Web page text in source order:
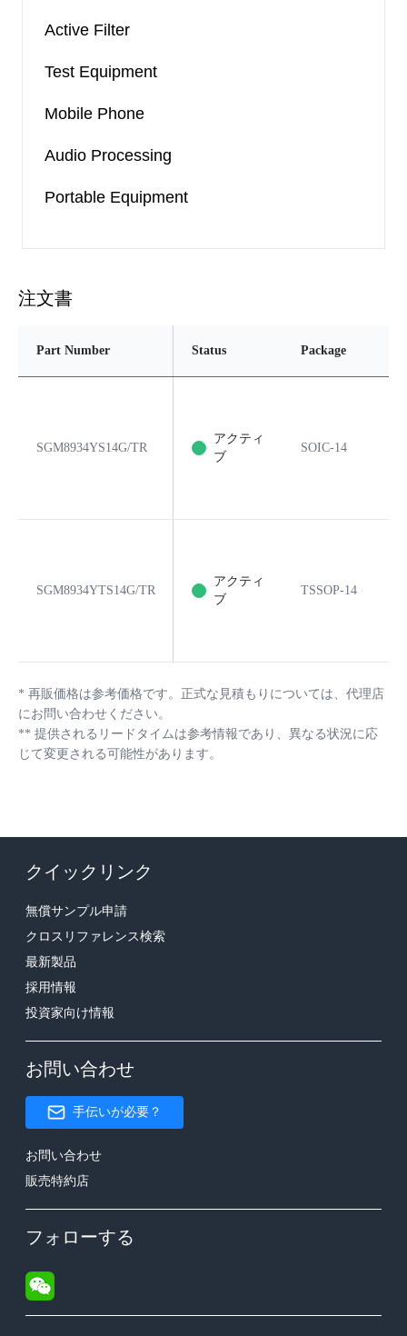
Active Filter
Test Equipment
Mobile Phone
Audio Processing
Portable Equipment
注文書
Part Number Status Package
SGM8934YS14G/TR
アクティ
ブ
SOIC-14
SGM8934YTS14G/TR
アクティ
ブ
TSSOP-14
* 再販価格は参考価格です。正式な見積もりについては、代理店
にお問い合わせください。
** 提供されるリードタイムは参考情報であり、異なる状況に応
じて変更される可能性があります。
クイックリンク
無償サンプル申請
クロスリファレンス検索
最新製品
採用情報
投資家向け情報
お問い合わせ
手伝いが必要？
お問い合わせ
販売特約店
フォローする